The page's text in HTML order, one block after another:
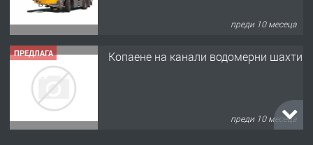
преди 10 месеца
ПРЕДЛАГА Копаене на канали водомерни шахти
преди 10 месеца